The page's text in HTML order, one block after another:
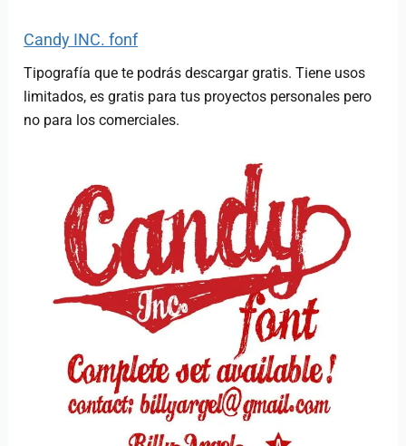
Candy INC. fonf
Tipografía que te podrás descargar gratis. Tiene usos
limitados, es gratis para tus proyectos personales pero
no para los comerciales.